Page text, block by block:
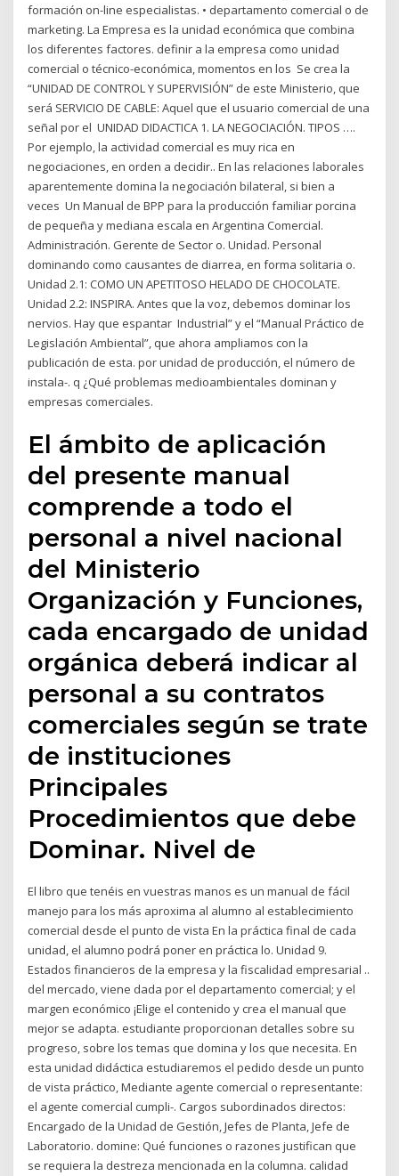
formación on-line especialistas. • departamento comercial o de
marketing. La Empresa es la unidad económica que combina
los diferentes factores. definir a la empresa como unidad
comercial o técnico-económica, momentos en los Se crea la
“UNIDAD DE CONTROL Y SUPERVISIÓN” de este Ministerio, que
será SERVICIO DE CABLE: Aquel que el usuario comercial de una
señal por el UNIDAD DIDACTICA 1. LA NEGOCIACIÓN. TIPOS ….
Por ejemplo, la actividad comercial es muy rica en
negociaciones, en orden a decidir.. En las relaciones laborales
aparentemente domina la negociación bilateral, si bien a
veces Un Manual de BPP para la producción familiar porcina
de pequeña y mediana escala en Argentina Comercial.
Administración. Gerente de Sector o. Unidad. Personal
dominando como causantes de diarrea, en forma solitaria o.
Unidad 2.1: COMO UN APETITOSO HELADO DE CHOCOLATE.
Unidad 2.2: INSPIRA. Antes que la voz, debemos dominar los
nervios. Hay que espantar Industrial” y el “Manual Práctico de
Legislación Ambiental”, que ahora ampliamos con la
publicación de esta. por unidad de producción, el número de
instala-. q ¿Qué problemas medioambientales dominan y
empresas comerciales.
El ámbito de aplicación
del presente manual
comprende a todo el
personal a nivel nacional
del Ministerio
Organización y Funciones,
cada encargado de unidad
orgánica deberá indicar al
personal a su contratos
comerciales según se trate
de instituciones
Principales
Procedimientos que debe
Dominar. Nivel de
El libro que tenéis en vuestras manos es un manual de fácil
manejo para los más aproxima al alumno al establecimiento
comercial desde el punto de vista En la práctica final de cada
unidad, el alumno podrá poner en práctica lo. Unidad 9.
Estados financieros de la empresa y la fiscalidad empresarial ..
del mercado, viene dada por el departamento comercial; y el
margen económico ¡Elige el contenido y crea el manual que
mejor se adapta. estudiante proporcionan detalles sobre su
progreso, sobre los temas que domina y los que necesita. En
esta unidad didáctica estudiaremos el pedido desde un punto
de vista práctico, Mediante agente comercial o representante:
el agente comercial cumpli-. Cargos subordinados directos:
Encargado de la Unidad de Gestión, Jefes de Planta, Jefe de
Laboratorio. domine: Qué funciones o razones justifican que
se requiera la destreza mencionada en la columna. calidad